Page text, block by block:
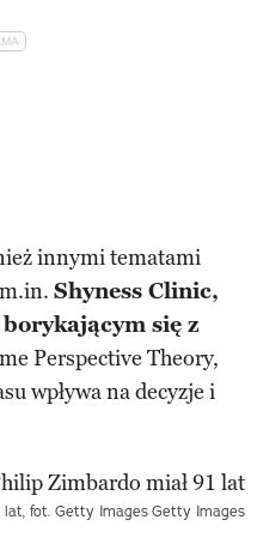
innymi tematami
Shyness Clinic,
się z
Perspective Theory,
wpływa na decyzje i
lat, fot. Getty Images Getty Images